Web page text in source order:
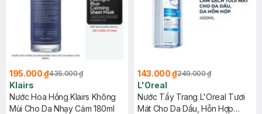
195.000 ₫435.000 ₫
Klairs
Nước Hoa Hồng Klairs Không
Mùi Cho Da Nhạy Cảm 180ml
143.000 ₫249.000 ₫
L'Oreal
Nước Tẩy Trang L'Oreal Tươi
Mát Cho Da Dầu, Hỗn Hợp